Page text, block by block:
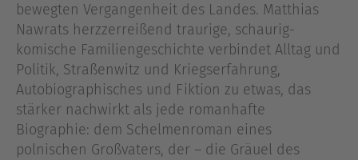
bewegten Vergangenheit des Landes. Matthias
Nawrats herzzerreißend traurige, schaurig-
komische Familiengeschichte verbindet Alltag und
Politik, Straßenwitz und Kriegserfahrung,
Autobiographisches und Fiktion zu etwas, das
stärker nachwirkt als jede romanhafte
Biographie: dem Schelmenroman eines
polnischen Großvaters, der – die Gräuel des